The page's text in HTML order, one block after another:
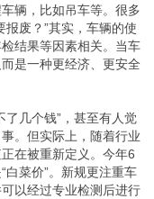
辆，比如吊车等。很多
废？”其实，车辆的使
结果等因素相关。当车
是一种更经济、更安全
了几个钱”，甚至有人觉
。但实际上，随着行业
在被重新定义。今年6
白菜价”。新规更注重车
以经过专业检测后进行